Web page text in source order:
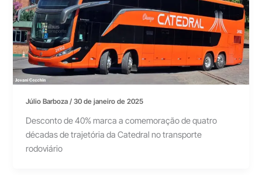
Júlio Barboza/30 de janeiro de 2025
Desconto de 40% marca a comemoração de quatro
décadas de trajetória da Catedral no transporte
rodoviário